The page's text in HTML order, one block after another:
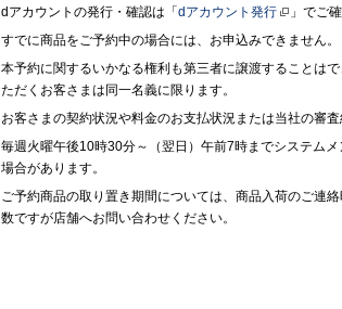
dアカウントの発行・確認は「 dアカウント発行
」でご
すでに商品をご予約中の場合には、お申込みできません。
本予約に関するいかなる権利も第三者に譲渡することは
ただくお客さまは同一名義に限ります。
お客さまの契約状況や料金のお支払状況または当社の審
毎週火曜午後10時30分～（翌日）午前7時までシステム
場合があります。
ご予約商品の取り置き期間については、商品入荷のご連
数ですが店舗へお問い合わせください。